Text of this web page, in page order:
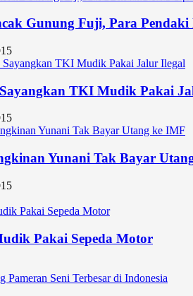
Gunung Fuji, Para
TKI Mudik Pakai
Yunani Tak Bayar
Pakai Sepeda Motor